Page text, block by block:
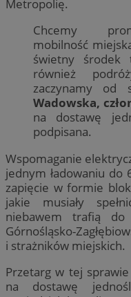
Metropolię.
Chcemy
mobilność
świetny środek
również
zaczynamy
Wadowska,
na dostawę
podpisana.
Wspomaganie
jednym ładowaniu do
zapięcie w formie
jakie musiały
niebawem trafią
Górnośląsko-
i strażników miejskich.
Przetarg w tej
na dostawę